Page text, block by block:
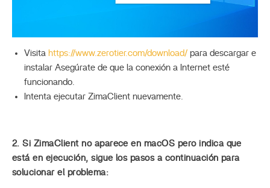
Visita https://www.zerotier.com/download/ para descargar e
instalar Asegúrate de que la conexión a Internet esté
funcionando.
Intenta ejecutar ZimaClient nuevamente.
2. Si ZimaClient no aparece en macOS pero indica que
está en ejecución, sigue los pasos a continuación para
solucionar el problema: